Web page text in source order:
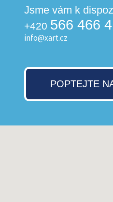
Jsme vám k
+420 566 466
info@xart.cz
POPTEJTE